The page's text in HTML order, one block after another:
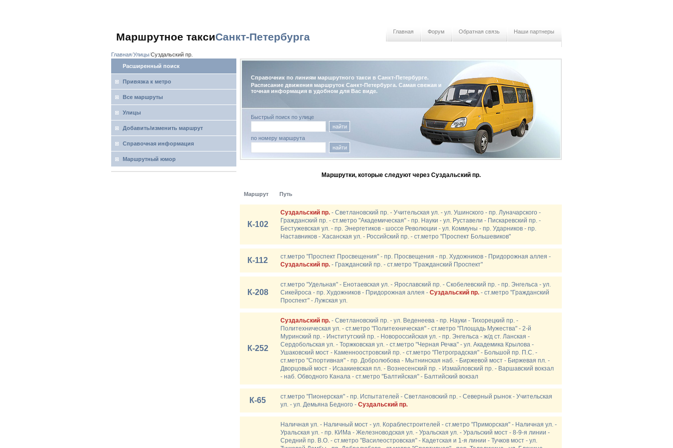
Маршрутное таксиСанкт-Петербурга Главная Форум Обратная связь Наши партнеры
Главная Улицы Суздальский пр.
Расширенный поиск
Привязка к метро
Все маршруты
Улицы
Добавить/изменить маршрут
Справочная информация
Маршрутный юмор
Справочник по линиям маршрутного такси в Санкт-Петербурге.
Расписание движения маршруток Санкт-Петербурга. Самая свежая и
точная информация в удобном для Вас виде.
Быстрый поиск по улице
найти
по номеру маршрута
найти
Маршрутки, которые следуют через Суздальский пр.
Маршрут Путь
К-102
Суздальский пр. - Светлановский пр. - Учительская ул. - ул. Ушинского - пр. Луначарского -
Гражданский пр. - ст.метро "Академическая" - пр. Науки - ул. Руставели - Пискаревский пр. -
Бестужевская ул. - пр. Энергетиков - шоссе Революции - ул. Коммуны - пр. Ударников - пр.
Наставников - Хасанская ул. - Российский пр. - ст.метро "Проспект Большевиков"
К-112
ст.метро "Проспект Просвещения" - пр. Просвещения - пр. Художников - Придорожная аллея -
Суздальский пр. - Гражданский пр. - ст.метро "Гражданский Проспект"
К-208
ст.метро "Удельная" - Енотаевская ул. - Ярославский пр. - Скобелевский пр. - пр. Энгельса - ул.
Сикейроса - пр. Художников - Придорожная аллея - Суздальский пр. - ст.метро "Гражданский
Проспект" - Лужская ул.
К-252
Суздальский пр. - Светлановский пр. - ул. Веденеева - пр. Науки - Тихорецкий пр. -
Политехническая ул. - ст.метро "Политехническая" - ст.метро "Площадь Мужества" - 2-й
Муринский пр. - Институтский пр. - Новороссийская ул. - пр. Энгельса - ж/д ст. Ланская -
Сердобольская ул. - Торжковская ул. - ст.метро "Черная Речка" - ул. Академика Крылова -
Ушаковский мост - Каменноостровский пр. - ст.метро "Петроградская" - Большой пр. П.С. -
ст.метро "Спортивная" - пр. Добролюбова - Мытнинская наб. - Биржевой мост - Биржевая пл. -
Дворцовый мост - Исаакиевская пл. - Вознесенский пр. - Измайловский пр. - Варшавский вокзал
- наб. Обводного Канала - ст.метро "Балтийская" - Балтийский вокзал
К-65
ст.метро "Пионерская" - пр. Испытателей - Светлановский пр. - Северный рынок - Учительская
ул. - ул. Демьяна Бедного - Суздальский пр.
Наличная ул. - Наличный мост - ул. Кораблестроителей - ст.метро "Приморская" - Наличная ул. -
Уральская ул. - пр. КИМа - Железноводская ул. - Уральская ул. - Уральский мост - 8-9-я линии -
Средний пр. В.О. - ст.метро "Василеостровская" - Кадетская и 1-я линии - Тучков мост - ул.